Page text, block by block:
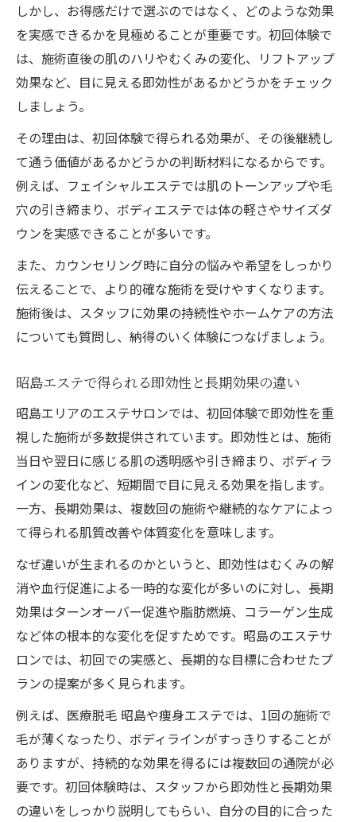
しかし、お得感だけで選ぶのではなく、どのような効果
を実感できるかを見極めることが重要です。初回体験で
は、施術直後の肌のハリやむくみの変化、リフトアップ
効果など、目に見える即効性があるかどうかをチェック
しましょう。
その理由は、初回体験で得られる効果が、その後継続し
て通う価値があるかどうかの判断材料になるからです。
例えば、フェイシャルエステでは肌のトーンアップや毛
穴の引き締まり、ボディエステでは体の軽さやサイズダ
ウンを実感できることが多いです。
また、カウンセリング時に自分の悩みや希望をしっかり
伝えることで、より的確な施術を受けやすくなります。
施術後は、スタッフに効果の持続性やホームケアの方法
についても質問し、納得のいく体験につなげましょう。
昭島エステで得られる即効性と長期効果の違い
昭島エリアのエステサロンでは、初回体験で即効性を重
視した施術が多数提供されています。即効性とは、施術
当日や翌日に感じる肌の透明感や引き締まり、ボディラ
インの変化など、短期間で目に見える効果を指します。
一方、長期効果は、複数回の施術や継続的なケアによっ
て得られる肌質改善や体質変化を意味します。
なぜ違いが生まれるのかというと、即効性はむくみの解
消や血行促進による一時的な変化が多いのに対し、長期
効果はターンオーバー促進や脂肪燃焼、コラーゲン生成
など体の根本的な変化を促すためです。昭島のエステサ
ロンでは、初回での実感と、長期的な目標に合わせたプ
ランの提案が多く見られます。
例えば、医療脱毛 昭島や痩身エステでは、1回の施術で
毛が薄くなったり、ボディラインがすっきりすることが
ありますが、持続的な効果を得るには複数回の通院が必
要です。初回体験時は、スタッフから即効性と長期効果
の違いをしっかり説明してもらい、自分の目的に合った